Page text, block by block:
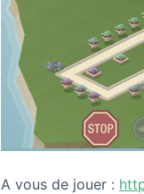
A vous de jouer :